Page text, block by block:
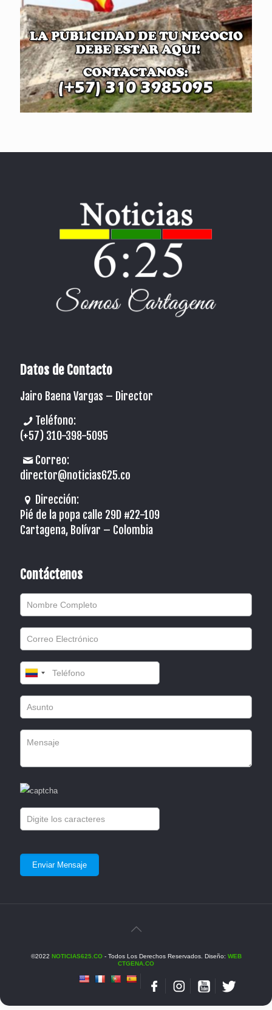
Datos de Contacto
Jairo Baena Vargas – Director
Teléfono:
(+57) 310-398-5095
Correo:
director@noticias625.co
Dirección:
Pié de la popa calle 29D #22-109
Cartagena, Bolívar – Colombia
Contáctenos
©2022 NOTICIAS625.CO- Todos Los Derechos Reservados. Diseño: WEB
CTGENA.CO